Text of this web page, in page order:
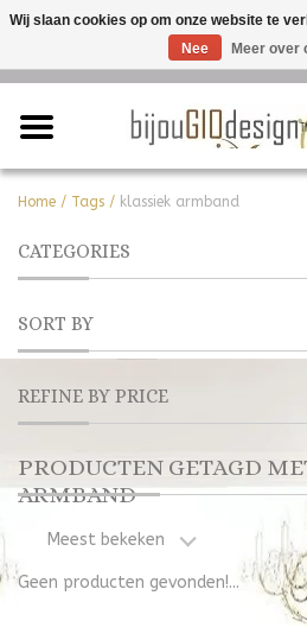
Home / Tags / klassiek armband
CATEGORIES
SORT BY
REFINE BY PRICE
PRODUCTEN GETAGD
ARMBAND
Meest bekeken
Geen producten gevonden!...
Wij slaan cookies op om onze website te
Nee
Meer over